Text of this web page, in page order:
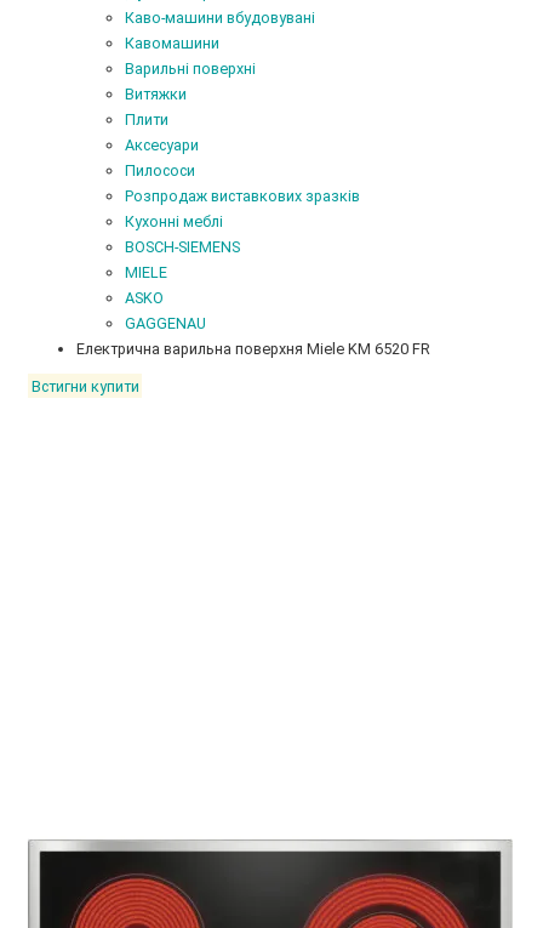
Каво-машини вбудовувані
Кавомашини
Варильні поверхні
Витяжки
Плити
Аксесуари
Пилососи
Розпродаж виставкових зразків
Кухонні меблі
BOSCH-SIEMENS
MIELE
ASKO
GAGGENAU
Електрична варильна поверхня Miele KM 6520 FR
Встигни купити